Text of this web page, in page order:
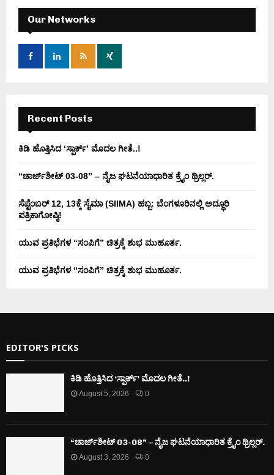
f
o
:
E
A
H
Our Networks
Recent Posts
ಕಿಡಿ‌‌ ಹೊತ್ತಿಸಿದ ‘ಸ್ಪಾರ್ಕ್’ ಮೊದಲ‌ ಗೀತೆ..!
“ಚಾರ್ಜ್‌ಶೀಟ್ 03-08” – ನೈಜ ಘಟನೆಯಾಧಾರಿತ ಕ್ರೈಂ ಥ್ರಿಲ್ಲರ್.
ಸೆಪ್ಟೆಂಬರ್ 12, 13ಕ್ಕೆ ಸೈಮಾ (SIIMA) ಹಬ್ಬ: ಬೆಂಗಳೂರಿನಲ್ಲಿ ಅದ್ಧೂರಿ
ಪತ್ರಿಕಾಗೋಷ್ಠಿ!
ಯುವ ಪ್ರತಿಭೆಗಳ “ಸಂಪಿಗೆ” ಚಿತ್ರಕ್ಕೆ ಶುಭ ಮುಹೂರ್ತ.
ಯುವ ಪ್ರತಿಭೆಗಳ “ಸಂಪಿಗೆ” ಚಿತ್ರಕ್ಕೆ ಶುಭ ಮುಹೂರ್ತ.
EDITOR'S PICKS
ಕಿಡಿ‌‌ ಹೊತ್ತಿಸಿದ ‘ಸ್ಪಾರ್ಕ್’ ಮೊದಲ‌ ಗೀತೆ..!
August 5, 2026 0
“ಚಾರ್ಜ್‌ಶೀಟ್ 03-08” – ನೈಜ ಘಟನೆಯಾಧಾರಿತ ಕ್ರೈಂ ಥ್ರಿಲ್ಲರ್.
August 3, 2026 0